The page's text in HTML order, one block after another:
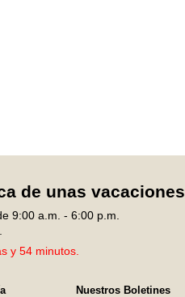
de unas vacaciones
9:00 a.m. - 6:00 p.m.
y 54 minutos.
Nuestros Boletines